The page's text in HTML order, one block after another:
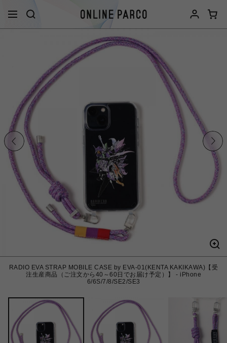
RADIO EVA STRAP MOBILE CASE by EVA-01(KENTA KAKIKAWA)【受
注生産商品（ご注文から40～60日でお届け予定）】 - iPhone
6/6S/7/8/SE2/SE3